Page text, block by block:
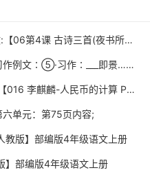
古诗三首(夜书所见)】视频网课内容
尾巴空格语文园地：第103页内容;第104页内容;
-人民币的计算 P57-58】视频网课内容
单元：第75页内容;
版】部编版4年级语文上册
部编版4年级语文上册